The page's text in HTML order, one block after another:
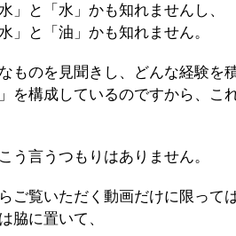
」と「水」かも知れませんし、
」と「油」かも知れません。
ものを見聞きし、どんな経験を
を構成しているのですから、こ
う言うつもりはありません。
ご覧いただく動画だけに限って
脇に置いて、